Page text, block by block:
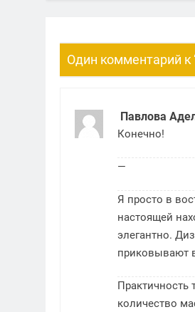
Один комментарий к
Павлова
Конечно!
—
Я просто в
настоящей
элегантно.
приковывают
Практичность
количество